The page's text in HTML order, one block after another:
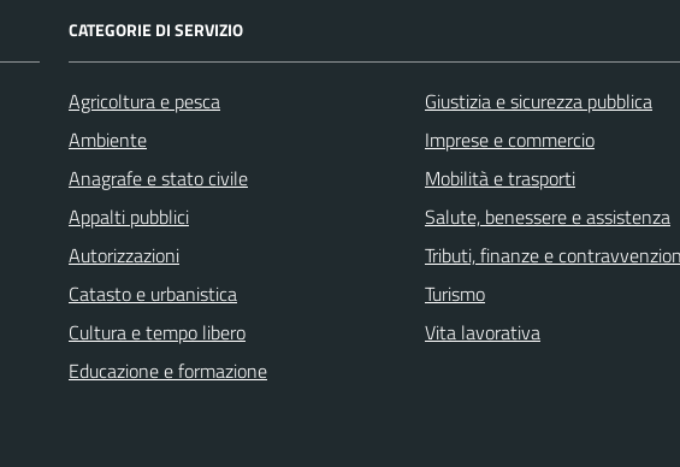
CATEGORIE DI SERVIZIO
Agricoltura e pesca
Ambiente
Anagrafe e stato civile
Appalti pubblici
Autorizzazioni
Catasto e urbanistica
Cultura e tempo libero
Educazione e formazione
Giustizia e sicurezza pubblica
Imprese e commercio
Mobilità e trasporti
Salute, benessere e assistenza
Tributi, finanze e
Turismo
Vita lavorativa